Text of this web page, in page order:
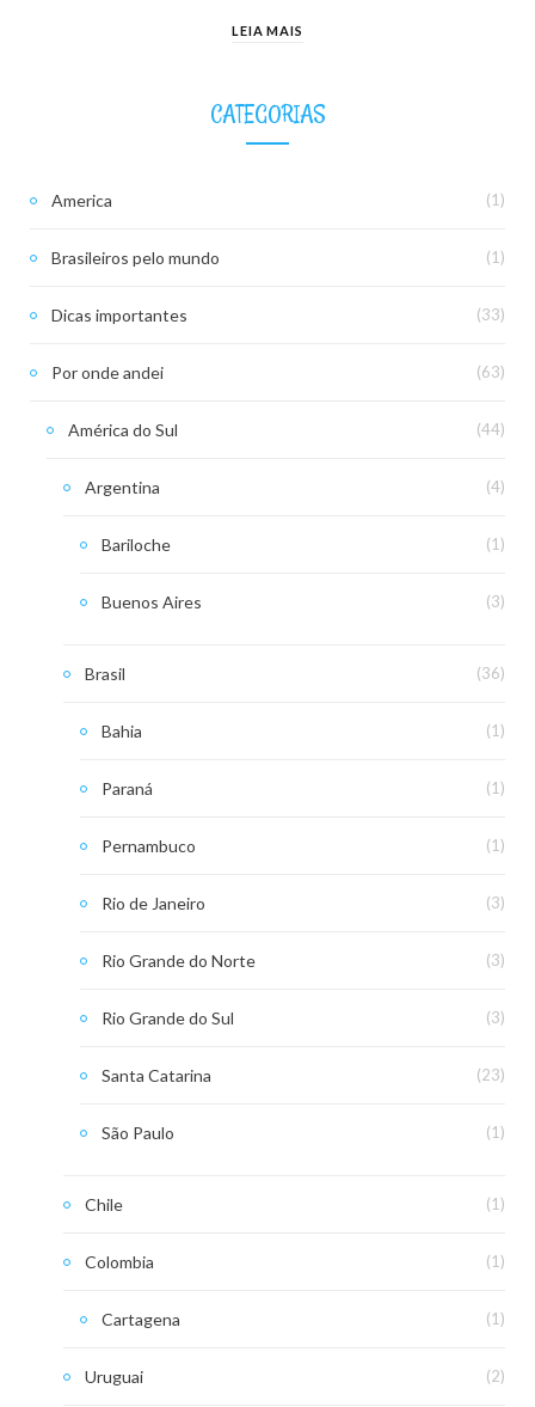
LEIA MAIS
CATEGORIAS
America (1)
Brasileiros pelo mundo (1)
Dicas importantes (33)
Por onde andei (63)
América do Sul (44)
Argentina (4)
Bariloche (1)
Buenos Aires (3)
Brasil (36)
Bahia (1)
Paraná (1)
Pernambuco (1)
Rio de Janeiro (3)
Rio Grande do Norte (3)
Rio Grande do Sul (3)
Santa Catarina (23)
São Paulo (1)
Chile (1)
Colombia (1)
Cartagena (1)
Uruguai (2)